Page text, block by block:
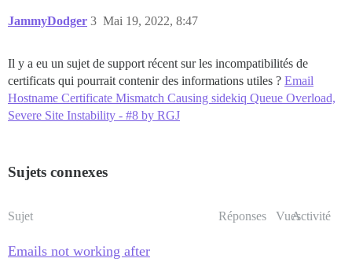
JammyDodger Mai 19, 2022, 8:47
3
Il y a eu un sujet de support récent sur les incompatibilités de
certificats qui pourrait contenir des informations utiles ? Email
Hostname Certificate Mismatch Causing sidekiq Queue Overload,
Severe Site Instability - #8 by RGJ
Sujets connexes
Sujet Réponses VuesActivité
Emails not working after